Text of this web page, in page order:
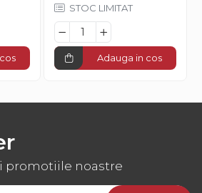
STOC LIMITAT
Adauga in cos
promotiile noastre